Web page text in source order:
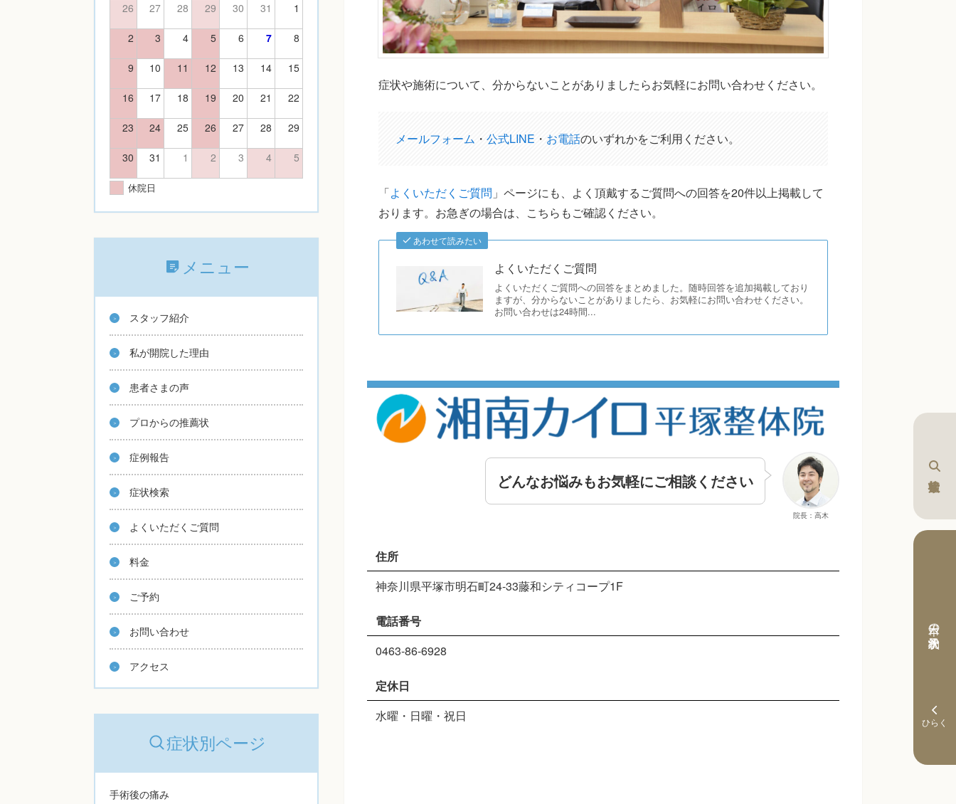
症状や施術について、分からないことがありましたらお気軽にお問い合わせください。
メールフォーム ・ 公式LINE ・ お電話のいずれかをご利用ください。
「よくいただくご質問 」ページにも、よく頂戴するご質問への回答を20件以上掲載して
おります。お急ぎの場合は、こちらもご確認ください。
あわせて読みたい
よくいただくご質問
よくいただくご質問への回答をまとめました。随時回答を追加掲載しており
ますが、分からないことがありましたら、お気軽にお問い合わせください。
お問い合わせは24時間...
院長：高木
どんなお悩みもお気軽にご相談ください
住所
神奈川県平塚市明石町24-33藤和シティコープ1F
電話番号
0463-86-6928
定休日
水曜・日曜・祝日
26 27 28 29 30 31 1
2 3 4 5 6 7 8
9 10 11 12 13 14 15
16 17 18 19 20 21 22
23 24 25 26 27 28 29
30 31 1 2 3 4 5
休院日
メニュー
スタッフ紹介
私が開院した理由
患者さまの声
プロからの推薦状
症例報告
症状検索
よくいただくご質問
料金
ご予約
お問い合わせ
アクセス
症状別ページ
手術後の痛み
本日の予約状況